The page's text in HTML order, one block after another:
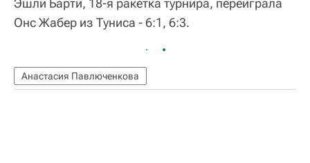
Эшли Барти, 18-я ракетка турнира, переиграла
Онс Жабер из Туниса - 6:1, 6:3.
Анастасия Павлюченкова